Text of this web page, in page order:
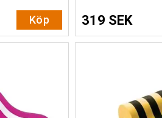
Köp 319 SEK